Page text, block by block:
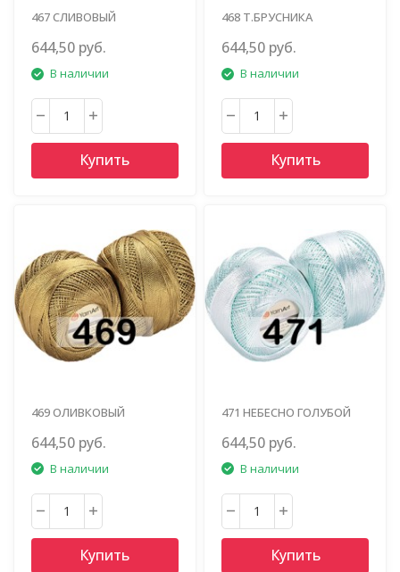
467 СЛИВОВЫЙ
644,50 руб.
В наличии
Купить
468 Т.БРУСНИКА
644,50 руб.
В наличии
Купить
469 ОЛИВКОВЫЙ
644,50 руб.
В наличии
Купить
471 НЕБЕСНО ГОЛУБОЙ
644,50 руб.
В наличии
Купить